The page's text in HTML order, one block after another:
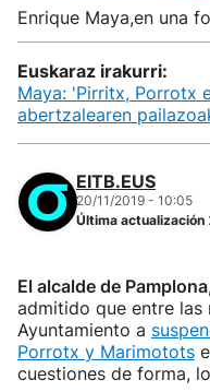
Enrique Maya,en una
Euskaraz irakurri:
Maya: 'Pirritx, Porrotx
abertzalearen
EITB.EUS
20/11/2019 - 10:05
Última actualización
El alcalde de
admitido que entre las
Ayuntamiento a
Porrotx y Marimotots
cuestiones de forma,